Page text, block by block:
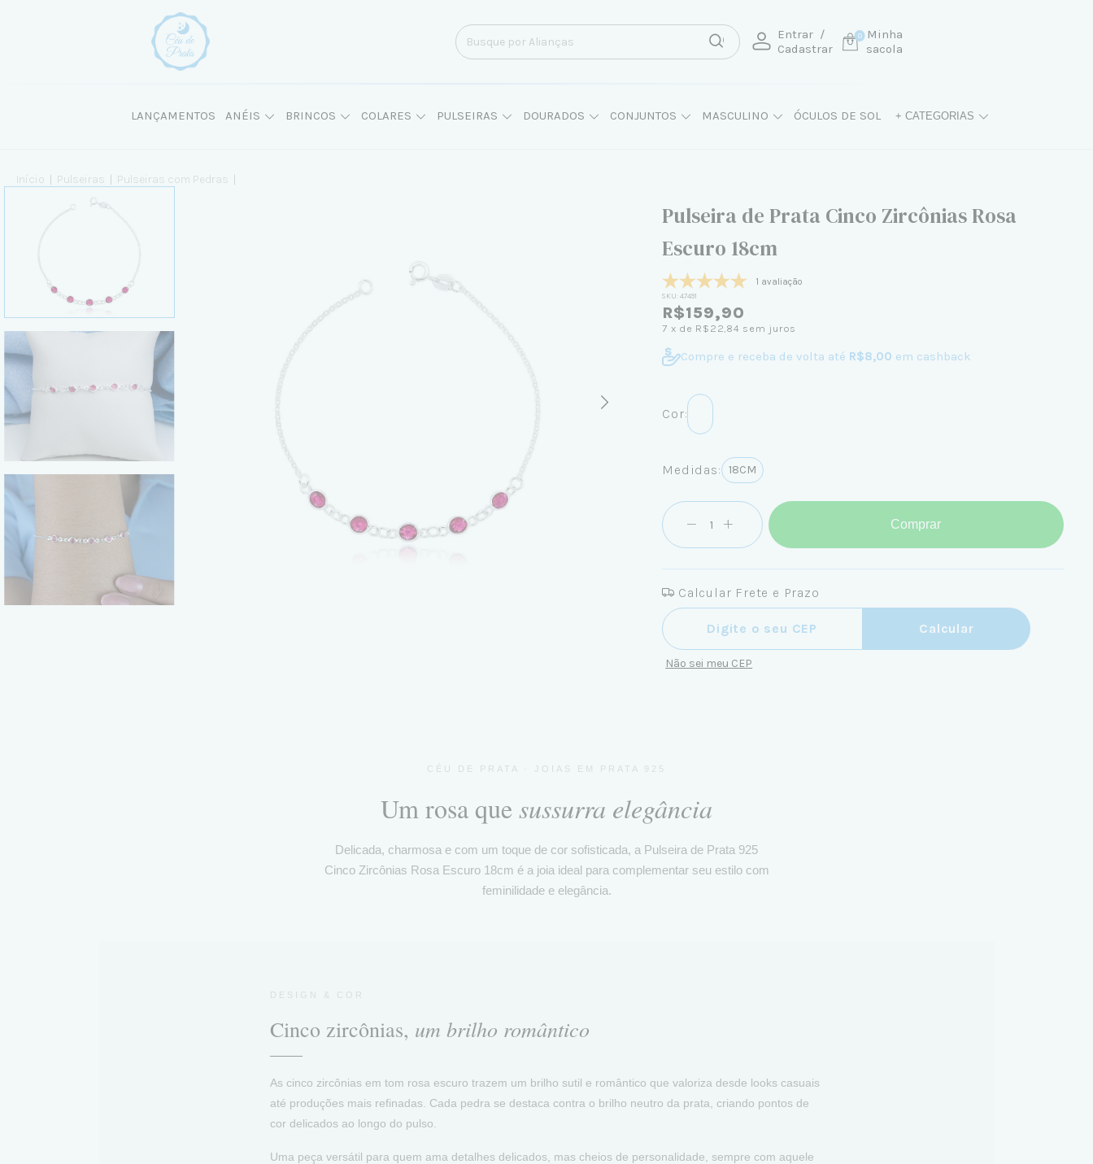
Entrar /
Cadastrar
Minha
sacola
0
LANÇAMENTOS ANÉIS BRINCOS COLARES PULSEIRAS DOURADOS CONJUNTOS MASCULINO ÓCULOS DE SOL + CATEGORIAS
Início Pulseiras Pulseiras com Pedras
Pulseira de Prata Cinco Zircônias Rosa
Escuro 18cm
1 avaliação
SKU:47491
R$159,90
7 x de R$22,84 sem juros
Compre e receba de volta até R$8,00 em cashback
Cor:
Medidas: 18CM
Comprar
Calcular Frete e Prazo
Entregas para o CEP:
Calcular
Não sei meu CEP
CÉU DE PRATA · JOIAS EM PRATA 925
Um rosa que sussurra elegância
Delicada, charmosa e com um toque de cor sofisticada, a Pulseira de Prata 925
Cinco Zircônias Rosa Escuro 18cm é a joia ideal para complementar seu estilo com
feminilidade e elegância.
DESIGN & COR
Cinco zircônias, um brilho romântico
As cinco zircônias em tom rosa escuro trazem um brilho sutil e romântico que valoriza desde looks casuais
até produções mais refinadas. Cada pedra se destaca contra o brilho neutro da prata, criando pontos de
cor delicados ao longo do pulso.
Uma peça versátil para quem ama detalhes delicados, mas cheios de personalidade, sempre com aquele